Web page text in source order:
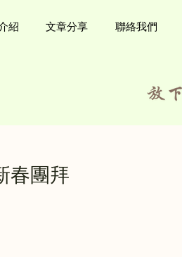
紹 文章分享 聯絡我們
春團拜